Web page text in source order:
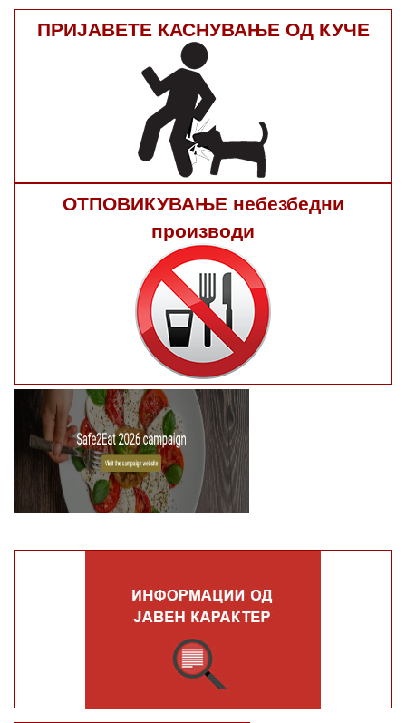
ПРИЈАВЕТЕ КАСНУВАЊЕ ОД КУЧЕ
ОТПОВИКУВАЊЕ небезбедни
производи